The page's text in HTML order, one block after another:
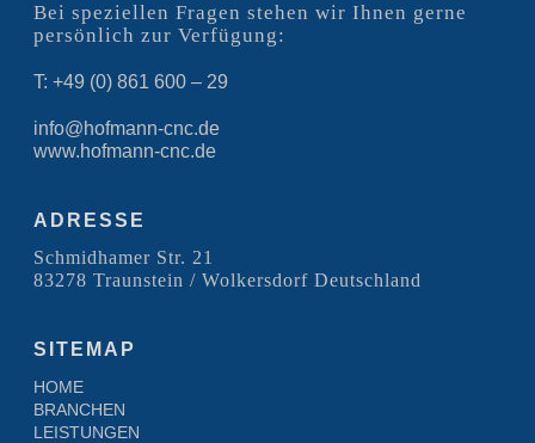
Bei speziellen Fragen stehen wir Ihnen gerne
persönlich zur Verfügung:
T: +49 (0) 861 600 – 29
info@hofmann-cnc.de
www.hofmann-cnc.de
ADRESSE
Schmidhamer Str. 21
83278 Traunstein / Wolkersdorf Deutschland
SITEMAP
HOME
BRANCHEN
LEISTUNGEN